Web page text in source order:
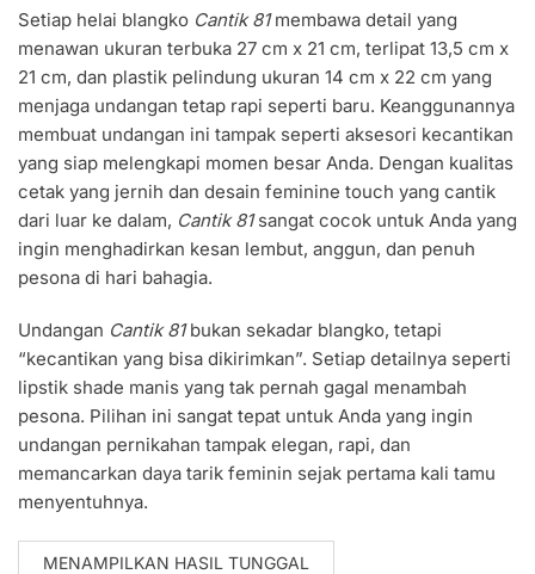
Setiap helai blangko Cantik 81membawa detail yang
menawan ukuran terbuka 27 cm x 21 cm, terlipat 13,5 cm x
21 cm, dan plastik pelindung ukuran 14 cm x 22 cm yang
menjaga undangan tetap rapi seperti baru. Keanggunannya
membuat undangan ini tampak seperti aksesori kecantikan
yang siap melengkapi momen besar Anda. Dengan kualitas
cetak yang jernih dan desain feminine touch yang cantik
dari luar ke dalam, Cantik 81sangat cocok untuk Anda yang
ingin menghadirkan kesan lembut, anggun, dan penuh
pesona di hari bahagia.
Undangan Cantik 81bukan sekadar blangko, tetapi
“kecantikan yang bisa dikirimkan”. Setiap detailnya seperti
lipstik shade manis yang tak pernah gagal menambah
pesona. Pilihan ini sangat tepat untuk Anda yang ingin
undangan pernikahan tampak elegan, rapi, dan
memancarkan daya tarik feminin sejak pertama kali tamu
menyentuhnya.
MENAMPILKAN HASIL TUNGGAL